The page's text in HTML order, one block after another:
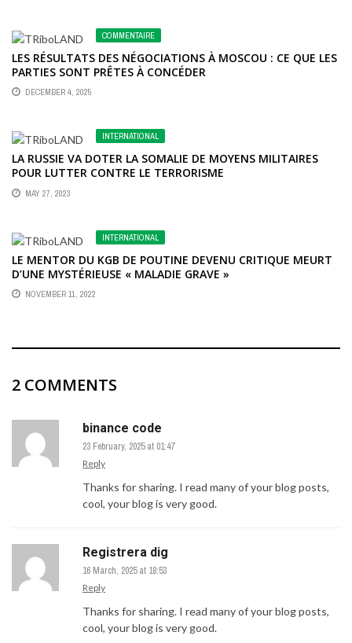
COMMENTAIRE
LES RÉSULTATS DES NÉGOCIATIONS À MOSCOU : CE QUE LES
PARTIES SONT PRÊTES À CONCÉDER
DECEMBER 4, 2025
INTERNATIONAL
LA RUSSIE VA DOTER LA SOMALIE DE MOYENS MILITAIRES
POUR LUTTER CONTRE LE TERRORISME
MAY 27, 2023
INTERNATIONAL
LE MENTOR DU KGB DE POUTINE DEVENU CRITIQUE MEURT
D’UNE MYSTÉRIEUSE « MALADIE GRAVE »
NOVEMBER 11, 2022
2 COMMENTS
binance code
23 February, 2025 at 01:47
Reply
Thanks for sharing. I read many of your blog posts,
cool, your blog is very good.
Registrera dig
16 March, 2025 at 18:53
Reply
Thanks for sharing. I read many of your blog posts,
cool, your blog is very good.